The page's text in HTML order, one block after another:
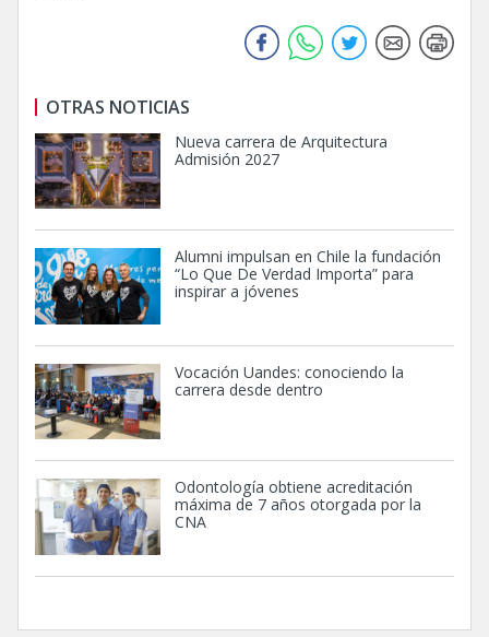
OTRAS NOTICIAS
Nueva carrera de Arquitectura
Admisión 2027
Alumni impulsan en Chile la fundación
“Lo Que De Verdad Importa” para
inspirar a jóvenes
Vocación Uandes: conociendo la
carrera desde dentro
Odontología obtiene acreditación
máxima de 7 años otorgada por la
CNA